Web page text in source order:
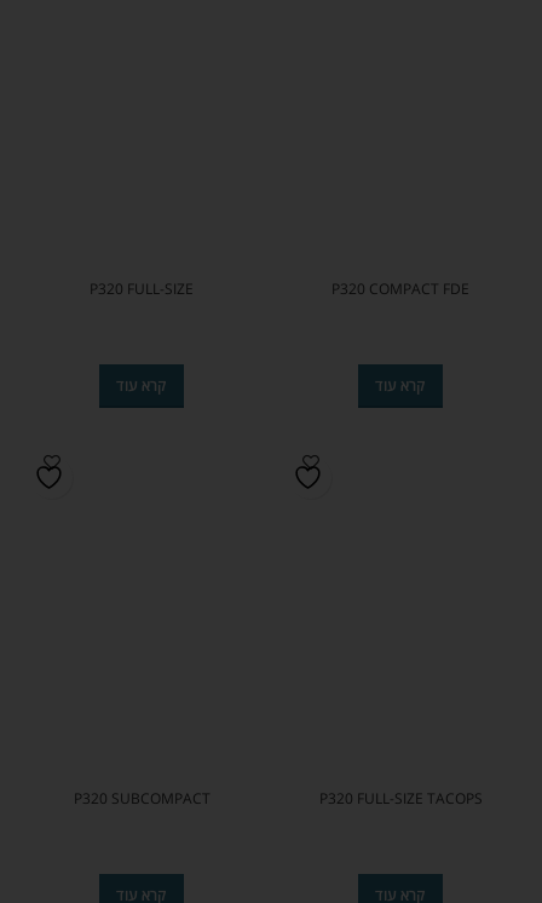
P320 COMPACT FDE
קרא עוד
P320 FULL-SIZE
קרא עוד
P320 FULL-SIZE TACOPS
קרא עוד
P320 SUBCOMPACT
קרא עוד